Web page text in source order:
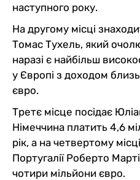
наступного року.
На другому місці
Томас Тухель, який
наразі є найбільш
у Європі з доходом
євро.
Третє місце посідає
Німеччина платить 4,6
рік, а на четвертому
Португалії Роберто
чотири мільйони євро.